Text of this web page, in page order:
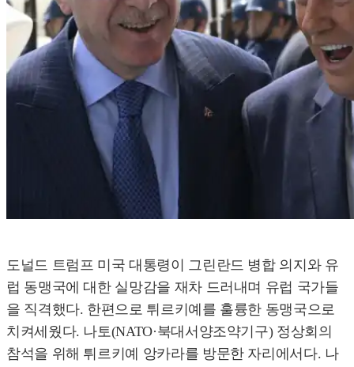
도널드 트럼프 미국 대통령이 그린란드 병합 의지와 유
럽 동맹국에 대한 실망감을 재차 드러내며 유럽 국가들
을 직격했다. 한편으로 튀르키예를 훌륭한 동맹국으로
치켜세웠다. 나토(NATO·북대서양조약기구) 정상회의
참석을 위해 튀르키예 앙카라를 방문한 자리에서다. 나